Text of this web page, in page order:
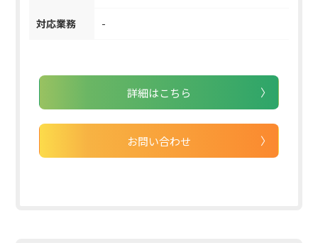
対応業務 -
詳細はこちら
お問い合わせ